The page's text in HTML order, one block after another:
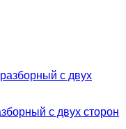
с двух сторон